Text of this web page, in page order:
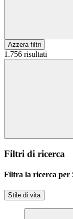
Azzera filtri
1.756 risultati
Filtri di ricerca
Filtra la ricerca per
Stile di vita